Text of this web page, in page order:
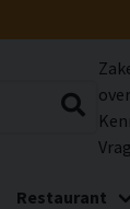
Restaurant